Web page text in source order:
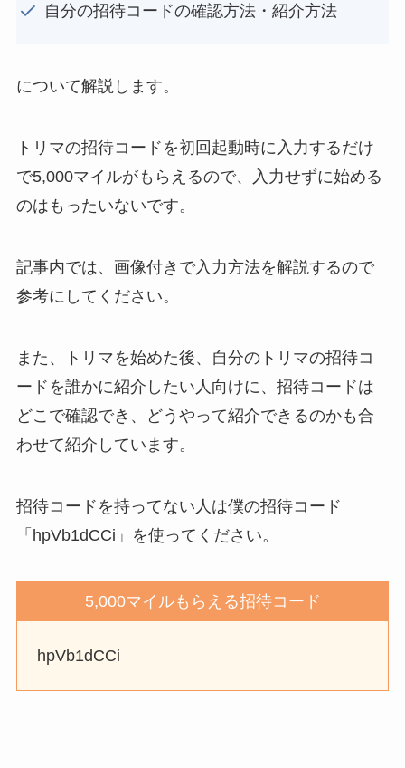
自分の招待コードの確認方法・紹介方法
について解説します。
トリマの招待コードを初回起動時に入力するだけ
で5,000マイルがもらえるので、入力せずに始める
のはもったいないです。
記事内では、画像付きで入力方法を解説するので
参考にしてください。
また、トリマを始めた後、自分のトリマの招待コ
ードを誰かに紹介したい人向けに、招待コードは
どこで確認でき、どうやって紹介できるのかも合
わせて紹介しています。
招待コードを持ってない人は僕の招待コード
「hpVb1dCCi」を使ってください。
5,000マイルもらえる招待コード
hpVb1dCCi